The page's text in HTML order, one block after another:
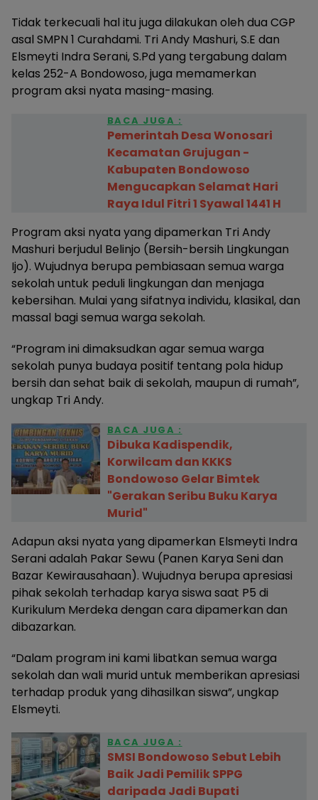
Tidak terkecuali hal itu juga dilakukan oleh dua CGP
asal SMPN 1 Curahdami. Tri Andy Mashuri, S.E dan
Elsmeyti Indra Serani, S.Pd yang tergabung dalam
kelas 252-A Bondowoso, juga memamerkan
program aksi nyata masing-masing.
BACA JUGA :
Pemerintah Desa Wonosari
Kecamatan Grujugan -
Kabupaten Bondowoso
Mengucapkan Selamat Hari
Raya Idul Fitri 1 Syawal 1441 H
Program aksi nyata yang dipamerkan Tri Andy
Mashuri berjudul Belinjo (Bersih-bersih Lingkungan
Ijo). Wujudnya berupa pembiasaan semua warga
sekolah untuk peduli lingkungan dan menjaga
kebersihan. Mulai yang sifatnya individu, klasikal, dan
massal bagi semua warga sekolah.
“Program ini dimaksudkan agar semua warga
sekolah punya budaya positif tentang pola hidup
bersih dan sehat baik di sekolah, maupun di rumah”,
ungkap Tri Andy.
BACA JUGA :
Dibuka Kadispendik,
Korwilcam dan KKKS
Bondowoso Gelar Bimtek
"Gerakan Seribu Buku Karya
Murid"
Adapun aksi nyata yang dipamerkan Elsmeyti Indra
Serani adalah Pakar Sewu (Panen Karya Seni dan
Bazar Kewirausahaan). Wujudnya berupa apresiasi
pihak sekolah terhadap karya siswa saat P5 di
Kurikulum Merdeka dengan cara dipamerkan dan
dibazarkan.
“Dalam program ini kami libatkan semua warga
sekolah dan wali murid untuk memberikan apresiasi
terhadap produk yang dihasilkan siswa”, ungkap
Elsmeyti.
BACA JUGA :
SMSI Bondowoso Sebut Lebih
Baik Jadi Pemilik SPPG
daripada Jadi Bupati